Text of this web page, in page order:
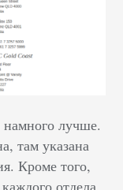
намного лучше.
там указана
Кроме того,
отдела